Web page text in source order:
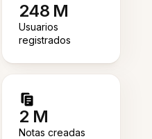
248 M
Usuarios
registrados
2 M
Notas creadas